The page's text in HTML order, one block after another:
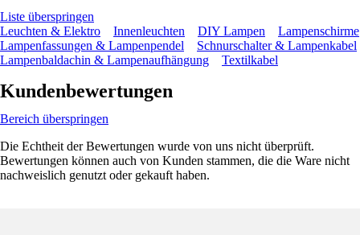
Liste überspringen
Leuchten & Elektro
Innenleuchten DIY Lampen
Lampenschirme
Lampenfassungen & Lampenpendel
Schnurschalter & Lampenkabel
Lampenbaldachin & Lampenaufhängung
Textilkabel
Kundenbewertungen
Bereich überspringen
Die Echtheit der Bewertungen wurde von uns nicht überprüft.
Bewertungen können auch von Kunden stammen, die die Ware nicht
nachweislich genutzt oder gekauft haben.